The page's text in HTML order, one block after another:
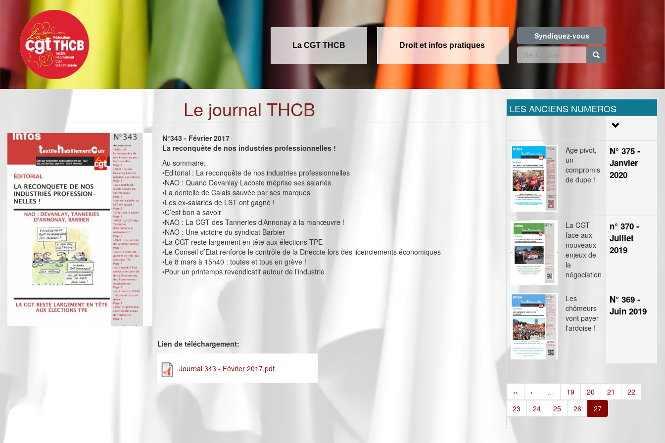
contenu
principal
La CGT THCB Droit et infos pratiques
Syndiquez-vous
Formulaire
recherche
Le journal THCB
N°343 - Février 2017
La reconquête de nos industries professionnelles !
Au sommaire:
•Editorial : La reconquête de nos industries professionnelles
•NAO : Quand Devanlay Lacoste méprise ses salariés
•La dentelle de Calais sauvée par ses marques
•Les ex-salariés de LST ont gagné !
•C’est bon à savoir
•NAO : La CGT des Tanneries d’Annonay à la manœuvre !
•NAO : Une victoire du syndicat Barbier
•La CGT reste largement en tête aux élections TPE
•Le Conseil d’Etat renforce le contrôle de la Direccte lors des licenciements économiques
•Le 8 mars à 15h40 : toutes et tous en grève !
•Pour un printemps revendicatif autour de l’industrie
Lien de téléchargement:
Journal 343 - Février 2017.pdf
LES ANCIENS NUMEROS
Age pivot,
un
compromis
de dupe !
N° 375 -
Janvier
2020
La CGT
face aux
nouveaux
enjeux de
la
négociation
n° 370 -
Juillet
2019
Les
chômeurs
vont payer
l'ardoise !
N° 369 -
Juin 2019
‹‹ ‹ … 19 20 21
22
23
24 25 26 27